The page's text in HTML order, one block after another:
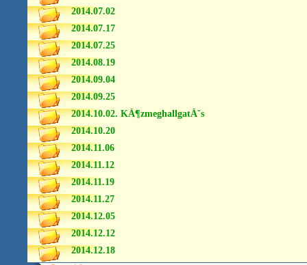
2014.07.02
2014.07.17
2014.07.25
2014.08.19
2014.09.04
2014.09.25
2014.10.02. KĂ¶zmeghallgatĂˇs
2014.10.20
2014.11.06
2014.11.12
2014.11.19
2014.11.27
2014.12.05
2014.12.12
2014.12.18